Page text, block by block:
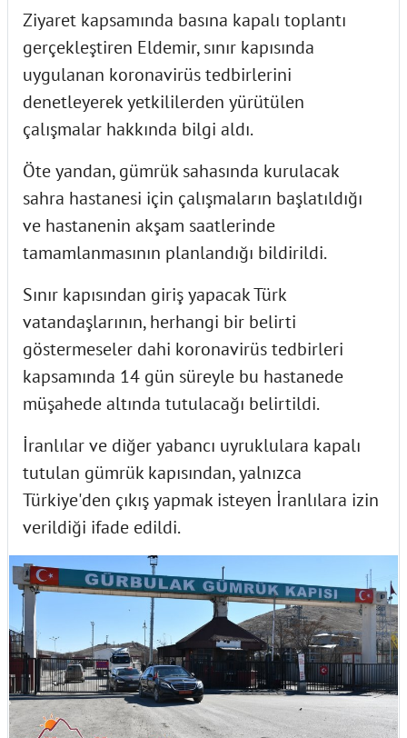
Ziyaret kapsamında basına kapalı toplantı
gerçekleştiren Eldemir, sınır kapısında
uygulanan koronavirüs tedbirlerini
denetleyerek yetkililerden yürütülen
çalışmalar hakkında bilgi aldı.
Öte yandan, gümrük sahasında kurulacak
sahra hastanesi için çalışmaların başlatıldığı
ve hastanenin akşam saatlerinde
tamamlanmasının planlandığı bildirildi.
Sınır kapısından giriş yapacak Türk
vatandaşlarının, herhangi bir belirti
göstermeseler dahi koronavirüs tedbirleri
kapsamında 14 gün süreyle bu hastanede
müşahede altında tutulacağı belirtildi.
İranlılar ve diğer yabancı uyruklulara kapalı
tutulan gümrük kapısından, yalnızca
Türkiye'den çıkış yapmak isteyen İranlılara izin
verildiği ifade edildi.